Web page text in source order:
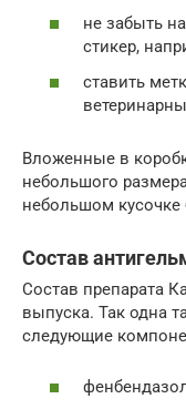
не забыть
стикер,
ставить
Вложенные в
небольшого
небольшом кусочке
Состав
Состав препарата
выпуска. Так одна
следующие